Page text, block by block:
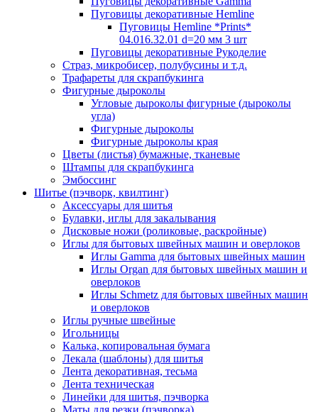
Пуговицы декоративные Hemline
Пуговицы Hemline *Prints*
04.016.32.01 d=20 мм 3 шт
Пуговицы декоративные Рукоделие
Страз, микробисер, полубусины и т.д.
Трафареты для скрапбукинга
Фигурные дыроколы
Угловые дыроколы фигурные (дыроколы
угла)
Фигурные дыроколы
Фигурные дыроколы края
Цветы (листья) бумажные, тканевые
Штампы для скрапбукинга
Эмбоссинг
Шитье (пэчворк, квилтинг)
Аксессуары для шитья
Булавки, иглы для закалывания
Дисковые ножи (роликовые, раскройные)
Иглы для бытовых швейных машин и оверлоков
Иглы Gamma для бытовых швейных машин
Иглы Organ для бытовых швейных машин и
оверлоков
Иглы Schmetz для бытовых швейных машин
и оверлоков
Иглы ручные швейные
Игольницы
Калька, копировальная бумага
Лекала (шаблоны) для шитья
Лента декоративная, тесьма
Лента техническая
Линейки для шитья, пэчворка
Маты для резки (пэчворка)